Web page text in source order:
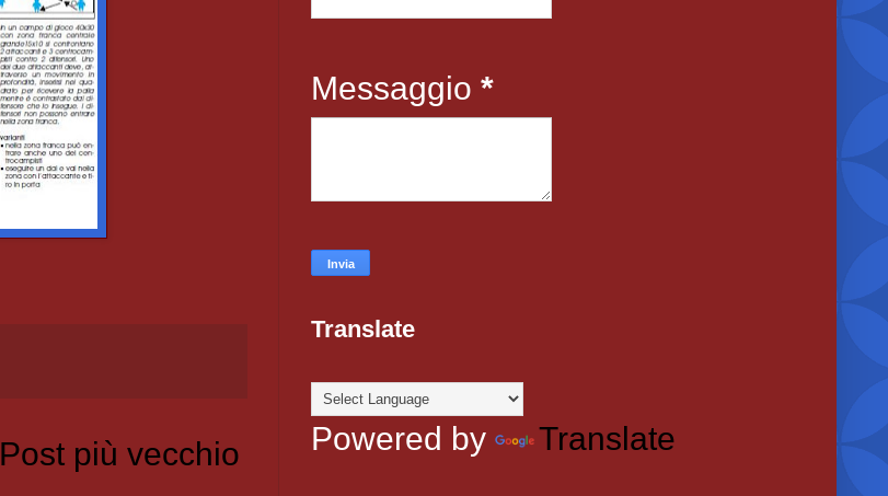
Post più vecchio
Messaggio *
Translate
Powered by Translate